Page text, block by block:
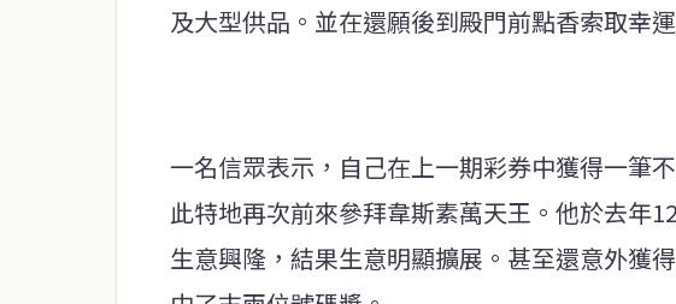
及大型供品。並在還願後到殿門前點香索取幸
一名信眾表示，自己在上一期彩券中獲得一筆
此特地再次前來參拜韋斯素萬天王。他於去年
生意興隆，結果生意明顯擴展。甚至還意外獲